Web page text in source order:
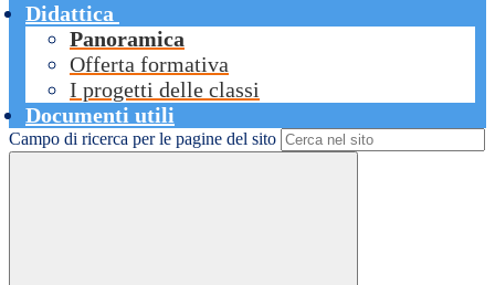
Didattica
Panoramica
Offerta formativa
I progetti delle classi
Documenti utili
Campo di ricerca per le pagine del sito